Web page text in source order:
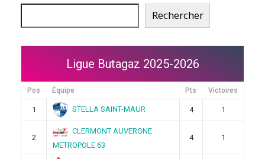
Rechercher
Ligue Butagaz 2025-2026
Pos Équipe Pts Victoires
1 STELLA SAINT-MAUR 4 1
2
CLERMONT AUVERGNE
METROPOLE 63
4 1